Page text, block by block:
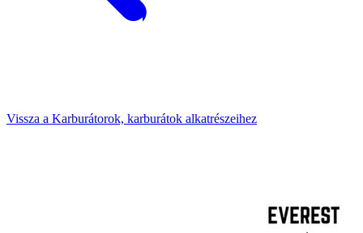
Vissza a Karburátorok, karburátok alkatrészeihez